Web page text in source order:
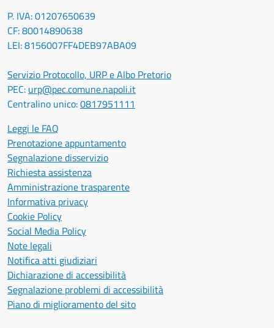
P. IVA: 01207650639
CF: 80014890638
LEI: 8156007FF4DEB97ABA09
Servizio Protocollo, URP e Albo Pretorio
PEC: urp@pec.comune.napoli.it
Centralino unico:0817951111
Leggi le FAQ
Prenotazione appuntamento
Segnalazione disservizio
Richiesta assistenza
Amministrazione trasparente
Informativa privacy
Cookie Policy
Social Media Policy
Note legali
Notifica atti giudiziari
Dichiarazione di accessibilità
Segnalazione problemi di accessibilità
Piano di miglioramento del sito